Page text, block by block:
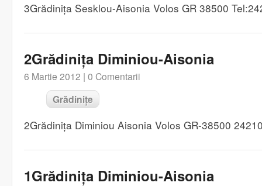
3Grădinița Sesklou-Aisonia Volos GR 38500
2Grădinița Diminiou-Aisonia
6 Martie 2012 | 0 Comentarii
Grădinițe
2Grădinița Diminiou Aisonia Volos GR-38500
1Grădinița Diminiou-Aisonia